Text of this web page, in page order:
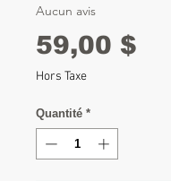
Aucun avis
59,00 $
Hors Taxe
Quantité *